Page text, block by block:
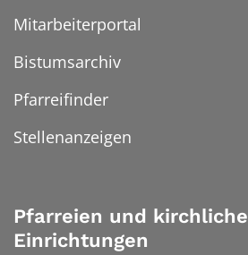
Mitarbeiterportal
Bistumsarchiv
Pfarreifinder
Stellenanzeigen
Pfarreien und kirchliche
Einrichtungen